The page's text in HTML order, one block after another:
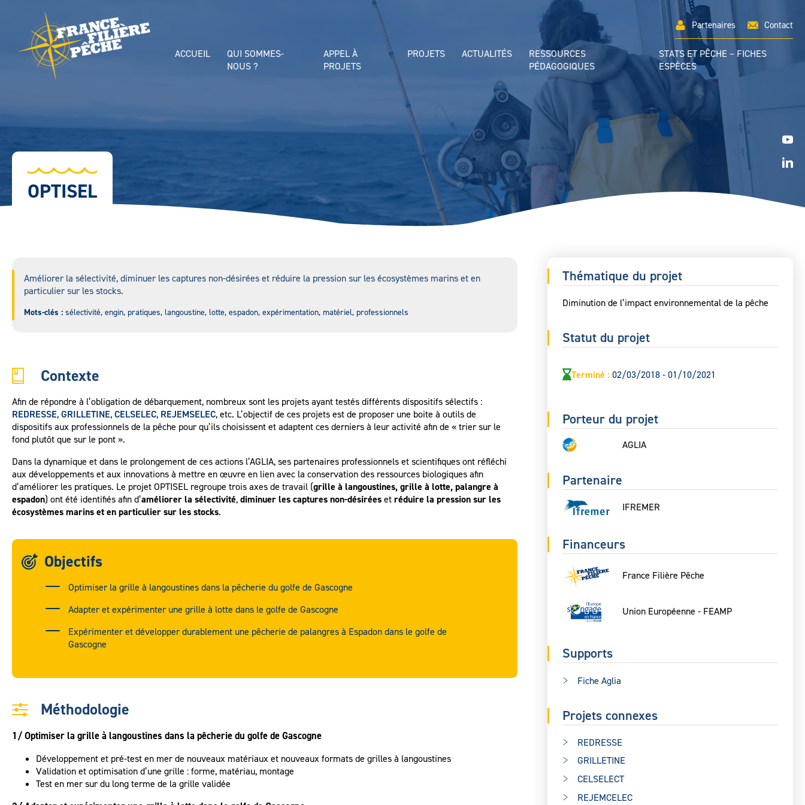
Partenaires Contact
ACCUEIL
QUI SOMMES-
NOUS ?
APPEL À
PROJETS
PROJETS ACTUALITÉS
RESSOURCES
PÉDAGOGIQUES
STATS ET PÊCHE – FICHES
ESPÈCES
OPTISEL
Améliorer la sélectivité, diminuer les captures non-désirées et réduire la pression sur les écosystèmes marins et en
particulier sur les stocks.
Mots-clés : sélectivité, engin, pratiques, langoustine, lotte, espadon, expérimentation, matériel, professionnels
Contexte
Afin de répondre à l’obligation de débarquement, nombreux sont les projets ayant testés différents dispositifs sélectifs :
REDRESSE,GRILLETINE,CELSELEC, REJEMSELEC, etc. L’objectif de ces projets est de proposer une boite à outils de
dispositifs aux professionnels de la pêche pour qu’ils choisissent et adaptent ces derniers à leur activité afin de « trier sur le
fond plutôt que sur le pont ».
Dans la dynamique et dans le prolongement de ces actions l’AGLIA, ses partenaires professionnels et scientifiques ont réfléchi
aux développements et aux innovations à mettre en œuvre en lien avec la conservation des ressources biologiques afin
d’améliorer les pratiques. Le projet OPTISEL regroupe trois axes de travail (grille à langoustines, grille à lotte, palangre à
espadon) ont été identifiés afin d’améliorer la sélectivité,diminuer les captures non-désiréesetréduire la pression sur les
écosystèmes marins et en particulier sur les stocks.
Objectifs
Optimiser la grille à langoustines dans la pêcherie du golfe de Gascogne
Adapter et expérimenter une grille à lotte dans le golfe de Gascogne
Expérimenter et développer durablement une pêcherie de palangres à Espadon dans le golfe de
Gascogne
Méthodologie
1/ Optimiser la grille à langoustines dans la pêcherie du golfe de Gascogne
Développement et pré-test en mer de nouveaux matériaux et nouveaux formats de grilles à langoustines
Validation et optimisation d’une grille : forme, matériau, montage
Test en mer sur du long terme de la grille validée
Thématique du projet
Diminution de l’impact environnemental de la pêche
Statut du projet
Terminé :02/03/2018 - 01/10/2021
Porteur du projet
AGLIA
Partenaire
IFREMER
Financeurs
France Filière Pêche
Union Européenne - FEAMP
Supports
Fiche Aglia
Projets connexes
REDRESSE
GRILLETINE
CELSELECT
REJEMCELEC